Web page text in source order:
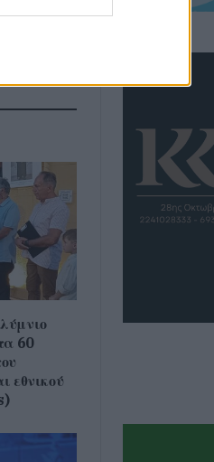
60
εθνικού